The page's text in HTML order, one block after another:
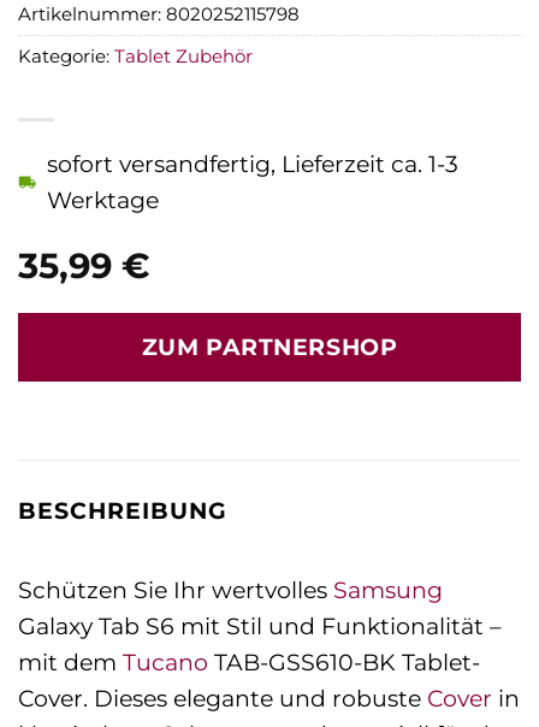
35,99 €
sofort versandfertig, Lieferzeit ca. 1-3
Werktage
ZUM PARTNERSHOP
Artikelnummer: 8020252115798
Kategorie: Tablet Zubehör
BESCHREIBUNG
Schützen Sie Ihr wertvolles Samsung
Galaxy Tab S6 mit Stil und Funktionalität –
mit dem Tucano TAB-GSS610-BK Tablet-
Cover. Dieses elegante und robuste Cover in